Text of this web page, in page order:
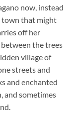
now, instead
town that might
off her
the trees
village of
streets and
and enchanted
and sometimes